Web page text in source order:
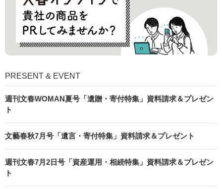
PRESENT & EVENT
週刊文春WOMAN夏号「遺贈・寄付特集」資料請求＆プレゼン
ト
文藝春秋7月号「遺言・寄付特集」資料請求＆プレゼント
週刊文春7月2日号「資産運用・相続特集」資料請求＆プレゼン
ト